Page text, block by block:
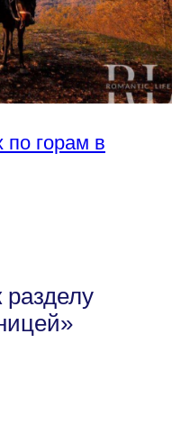
по горам в
разделу